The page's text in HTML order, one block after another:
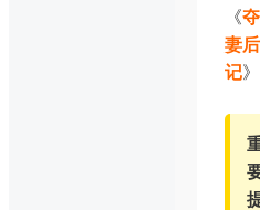
《夺
妻后
记》